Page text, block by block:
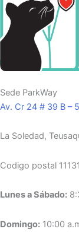
Sede ParkWay
Av. Cr 24 # 39 B –
La Soledad,
Codigo postal
Lunes a Sábado:
Domingo: 10:00